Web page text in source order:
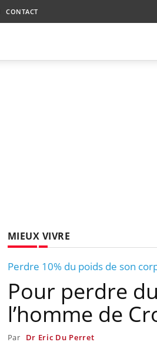
CONTACT
MIEUX VIVRE
Perdre 10% du poids de son
Pour perdre
l’homme de
Par Dr Eric Du Perret